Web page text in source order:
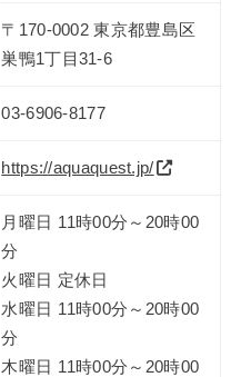
〒170-0002 東京都豊島区
巣鴨1丁目31-6
03-6906-8177
https://aquaquest.jp/
月曜日 11時00分～20時00
分
火曜日 定休日
水曜日 11時00分～20時00
分
木曜日 11時00分～20時00